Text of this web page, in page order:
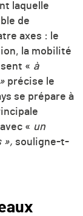
laquelle
de
axes : le
la mobilité
« à
précise le
se prépare à
« un
», souligne-t-